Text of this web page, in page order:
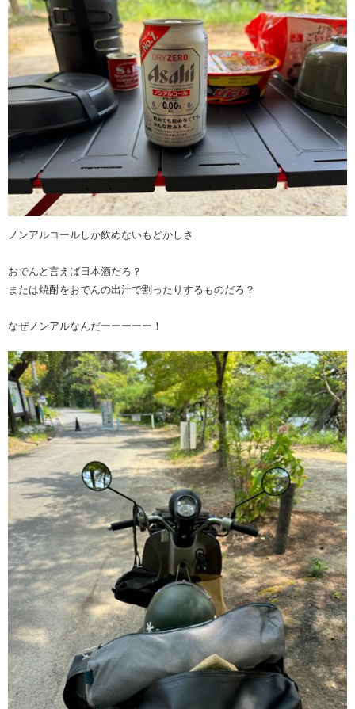
ノンアルコールしか飲めないもどかしさ
おでんと言えば日本酒だろ？
または焼酎をおでんの出汁で割ったりするものだろ？
なぜノンアルなんだーーーーー！